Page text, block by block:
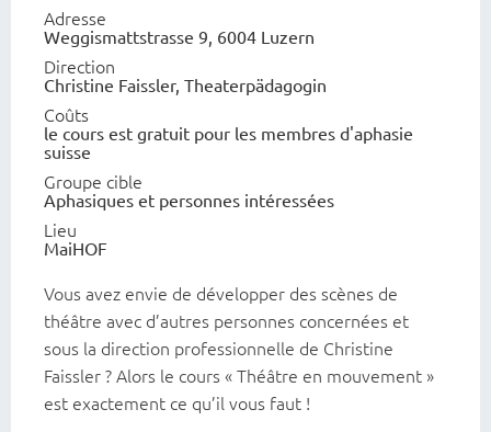
Adresse
Weggismattstrasse 9, 6004 Luzern
Direction
Christine Faissler, Theaterpädagogin
Coûts
le cours est gratuit pour les membres d'aphasie
suisse
Groupe cible
Aphasiques et personnes intéressées
Lieu
MaiHOF
Vous avez envie de développer des scènes de
théâtre avec d’autres personnes concernées et
sous la direction professionnelle de Christine
Faissler ? Alors le cours « Théâtre en mouvement »
est exactement ce qu’il vous faut !